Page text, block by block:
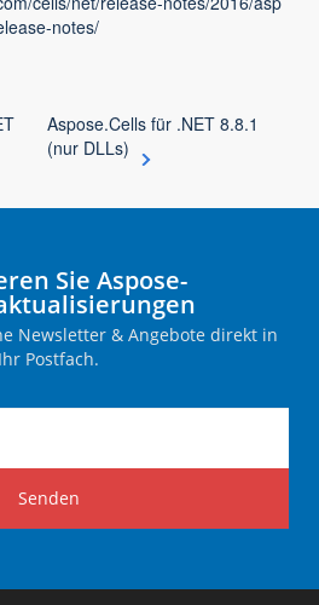
notes/
Aspose.Cells für .NET 8.8.1
(nur DLLs)
Sie Aspose-
Newsletter & Angebote direkt in
Ihr Postfach.
Senden